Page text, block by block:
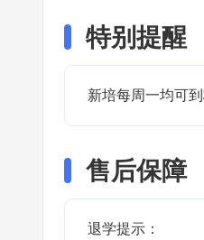
特别提醒
新培每周一均可
售后保障
退学提示：